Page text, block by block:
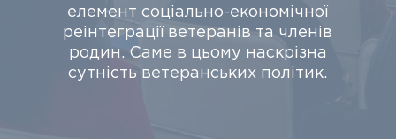
елемент соціально-економічної
реінтеграції ветеранів та членів
родин. Саме в цьому наскрізна
сутність ветеранських політик.